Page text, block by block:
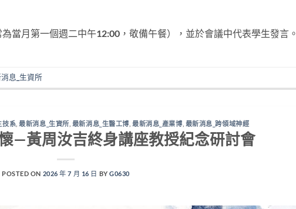
當月第一個週二中午12:00，敬備午餐），並於會議中代表學生發言。
息_生資所
技系 ,最新消息_生資所 最新消息_生醫工博,最新消息_產業博, 最新消息_跨領域神經
—黃周汝吉終身講座教授紀念研討會
POSTED ON 2026 年 7 月 16 日 BYG0630